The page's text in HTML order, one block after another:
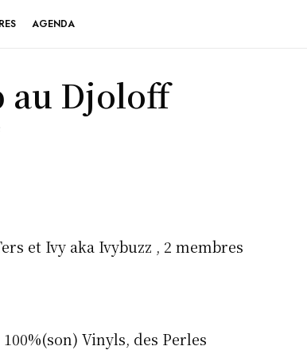
AGENDA
au Djoloff
et Ivy aka Ivybuzz , 2 membres
Vinyls, des Perles